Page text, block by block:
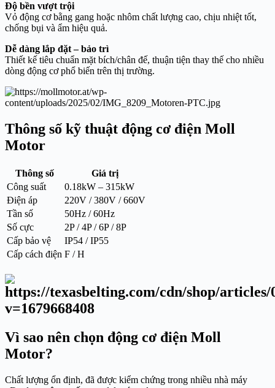
Độ bền vượt trội
Vỏ động cơ bằng gang hoặc nhôm chất lượng cao, chịu nhiệt tốt,
chống bụi và ẩm hiệu quả.
Dễ dàng lắp đặt – bảo trì
Thiết kế tiêu chuẩn mặt bích/chân đế, thuận tiện thay thế cho nhiều
dòng động cơ phổ biến trên thị trường.
Thông số kỹ thuật động cơ điện Moll
Motor
Thông số
Giá trị
Công suất
0.18kW – 315kW
Điện áp
220V / 380V / 660V
Tần số
50Hz / 60Hz
Số cực
2P / 4P / 6P / 8P
Cấp bảo vệ
IP54 / IP55
Cấp cách điện F / H
Vì sao nên chọn động cơ điện Moll
Motor?
Chất lượng ổn định, đã được kiểm chứng trong nhiều nhà máy